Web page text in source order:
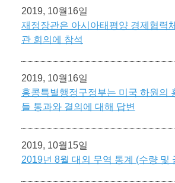
2019, 10월16일
재정장관은 아시아태평양 경제협력
관 회의에 참석
2019, 10월16일
홍콩특별행정구정부는 미국 하원의
들 통과와 결의에 대해 답변
2019, 10월15일
2019년 8월 대외 무역 통계 (수량 및